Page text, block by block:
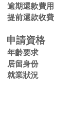
逾期還款費用
提前還款收費
申請資格
年齡要求
居留身份
就業狀況